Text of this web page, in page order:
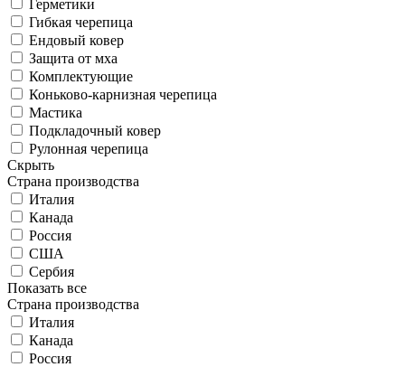
Герметики
Гибкая черепица
Ендовый ковер
Защита от мха
Комплектующие
Коньково-карнизная черепица
Мастика
Подкладочный ковер
Рулонная черепица
Скрыть
Страна производства
Италия
Канада
Россия
США
Сербия
Показать все
Страна производства
Италия
Канада
Россия